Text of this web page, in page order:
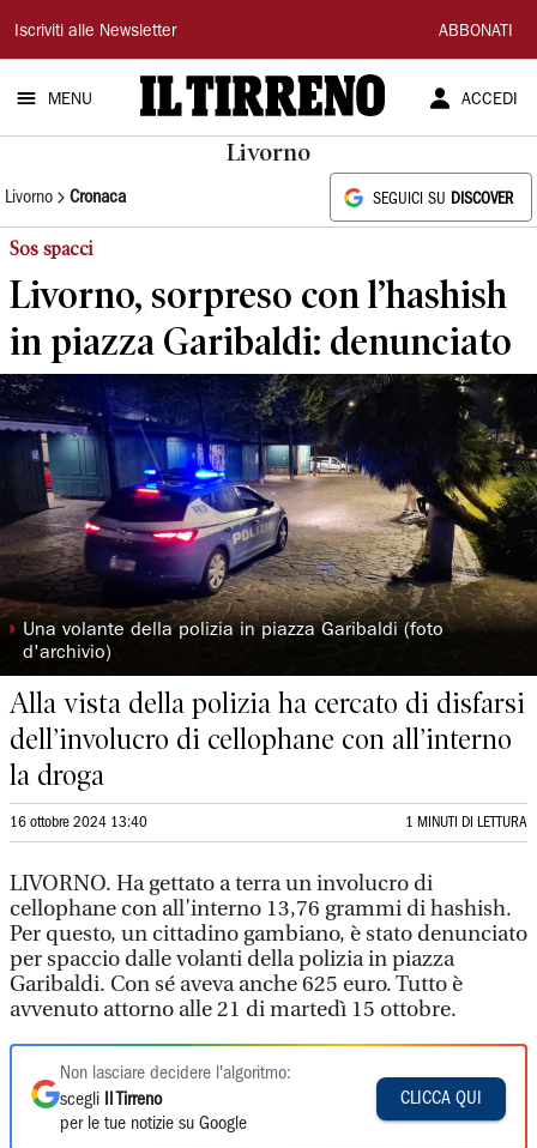
Il
Tirreno
Iscriviti alle Newsletter ABBONATI
MENU ACCEDI
Livorno
Livorno Cronaca SEGUICI SU DISCOVER
Sos spacci
Livorno, sorpreso con l’hashish
in piazza Garibaldi: denunciato
◗ Una volante della polizia in piazza Garibaldi (foto
d'archivio)
Alla vista della polizia ha cercato di disfarsi
dell’involucro di cellophane con all’interno
la droga
16 ottobre 2024 13:40 1 MINUTI DI LETTURA
LIVORNO. Ha gettato a terra un involucro di
cellophane con all’interno 13,76 grammi di hashish.
Per questo, un cittadino gambiano, è stato denunciato
per spaccio dalle volanti della polizia in piazza
Garibaldi. Con sé aveva anche 625 euro. Tutto è
avvenuto attorno alle 21 di martedì 15 ottobre.
Non lasciare decidere l'algoritmo:
scegli
Il Tirreno
per le tue notizie su Google
CLICCA QUI